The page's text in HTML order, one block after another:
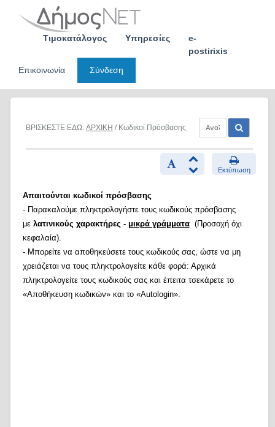
Τιμοκατάλογος Υπηρεσίες
e-
postirixis
Επικοινωνία
Σύνδεση
ΒΡΙΣΚΕΣΤΕ ΕΔΩ: ΑΡΧΙΚΗ / Κωδικοί Πρόσβασης
Εκτύπωση
Απαιτούνται κωδικοί πρόσβασης
- Παρακαλούμε πληκτρολογήστε τους κωδικούς πρόσβασης
με λατινικούς χαρακτήρες - μικρά γράμματα(Προσοχή όχι
κεφαλαία).
- Μπορείτε να αποθηκεύσετε τους κωδικούς σας, ώστε να μη
χρειάζεται να τους πληκτρολογείτε κάθε φορά: Αρχικά
πληκτρολογείτε τους κωδικούς σας και έπειτα τσεκάρετε το
«Αποθήκευση κωδικών» και το «Autologin».